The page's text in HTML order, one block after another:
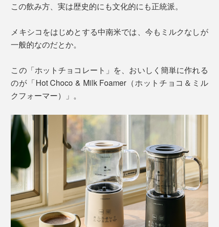
この飲み方、実は歴史的にも文化的にも正統派。
メキシコをはじめとする中南米では、今もミルクなしが
一般的なのだとか。
この「ホットチョコレート」を、おいしく簡単に作れる
のが「Hot Choco & Milk Foamer（ホットチョコ＆ミル
クフォーマー）」。